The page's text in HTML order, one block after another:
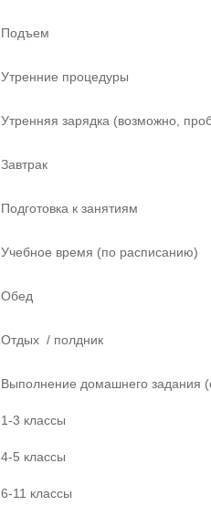
Подъем
Утренние процедуры
Утренняя зарядка (возможно,
Завтрак
Подготовка к занятиям
Учебное время (по расписанию)
Обед
Отдых / полдник
Выполнение домашнего задания
1-3 классы
4-5 классы
6-11 классы